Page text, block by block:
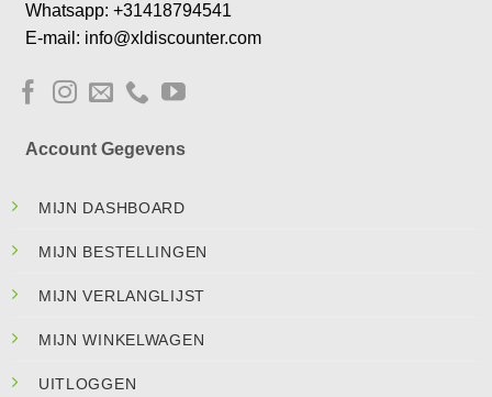
Whatsapp: +31418794541
E-mail: info@xldiscounter.com
Account Gegevens
MIJN DASHBOARD
MIJN BESTELLINGEN
MIJN VERLANGLIJST
MIJN WINKELWAGEN
UITLOGGEN